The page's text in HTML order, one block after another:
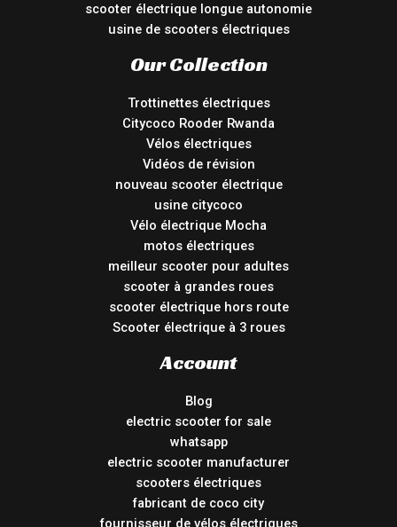
scooter électrique longue autonomie
usine de scooters électriques
Our Collection
Trottinettes électriques
Citycoco Rooder Rwanda
Vélos électriques
Vidéos de révision
nouveau scooter électrique
usine citycoco
Vélo électrique Mocha
motos électriques
meilleur scooter pour adultes
scooter à grandes roues
scooter électrique hors route
Scooter électrique à 3 roues
Account
Blog
electric scooter for sale
whatsapp
electric scooter manufacturer
scooters électriques
fabricant de coco city
fournisseur de vélos électriques